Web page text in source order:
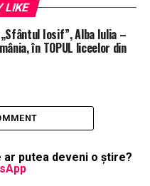
LIKE
Iosif”, Alba Iulia –
în TOPUL liceelor din
putea deveni o ştire?